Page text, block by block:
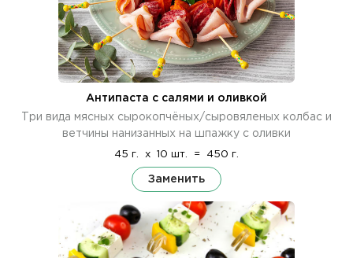
Антипаста с салями и оливкой
Три вида мясных сырокопчёных/сыровяленых колбас и
ветчины нанизанных на шпажку с оливки
45 г. x 10 шт. = 450 г.
Заменить